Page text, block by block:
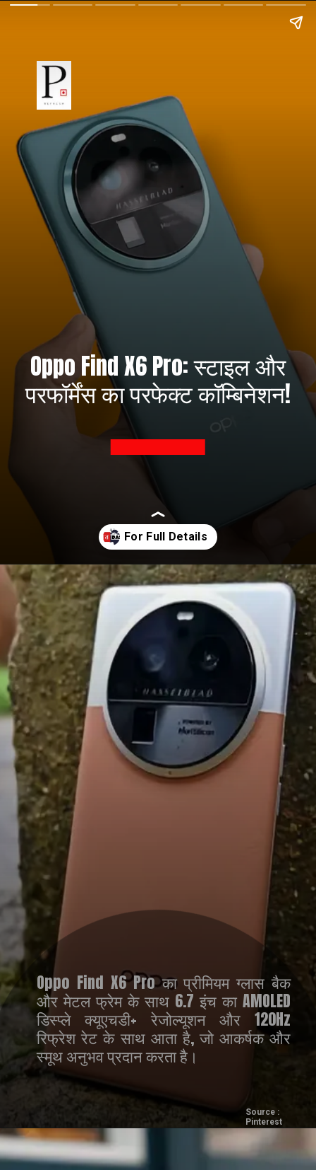
Oppo Find X6 Pro: स्टाइल और
परफॉर्मेंस का परफेक्ट कॉम्बिनेशन!
Opening https://prabhatdaily.com/the-design-and-features-of-oppo-find-x6-pro-caught-everyones-attention/
Oppo Find X6 Pro का प्रीमियम ग्लास बैक
और मेटल फ्रेम के साथ 6.7 इंच का AMOLED
डिस्प्ले क्यूएचडी+ रेजोल्यूशन और 120Hz
रिफ्रेश रेट के साथ आता है, जो आकर्षक और
स्मूथ अनुभव प्रदान करता है।
Source :
Pinterest